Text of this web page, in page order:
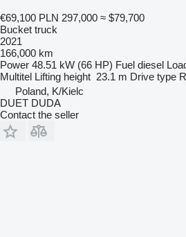
€69,100 PLN 297,000 ≈ $79,700
Bucket truck
2021
166,000 km
Power 48.51 kW (66 HP) Fuel diesel
Multitel Lifting height 23.1 m Drive type
Poland, K/Kielc
DUET DUDA
Contact the seller